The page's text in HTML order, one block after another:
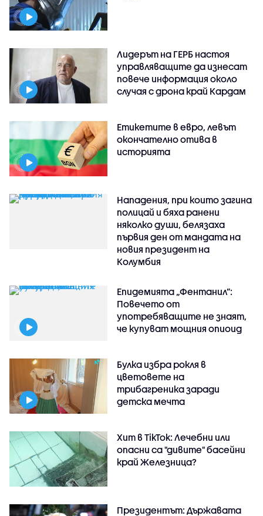
Лидерът на ГЕРБ настоя
управляващите да изнесат
повече информация около
случая с дрона край Кардам
Етикетите в евро, левът
окончателно отива в
историята
Нападения, при които загина
полицай и бяха ранени
няколко души, белязаха
първия ден от мандата на
новия президент на
Колумбия
Епидемията „Фентанил”:
Повечето от
употребяващите не знаят,
че купуват мощния опиоид
Булка избра рокля в
цветовете на
трибагреника заради
детска мечта
Хит в TikTok: Лечебни или
опасни са "дивите" басейни
край Железница?
Президентът: Държавата